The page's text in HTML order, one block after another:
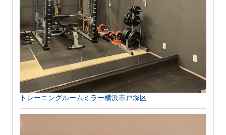
トレーニングルームミラー横浜市戸塚区